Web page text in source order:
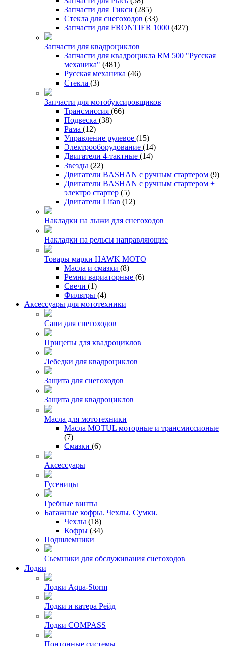
Запчасти для Тикси (285)
Стекла для снегоходов (33)
Запчасти для FRONTIER 1000 (427)
Запчасти для квадроциклов
Запчасти для квадроцикла RM 500 "Русская
механика" (481)
Русская механика (46)
Стекла (3)
Запчасти для мотобуксировщиков
Трансмиссия (66)
Подвеска (38)
Рама (12)
Управление рулевое (15)
Электрооборудование (14)
Двигатели 4-тактные (14)
Звезды (22)
Двигатели BASHAN с ручным стартером (9)
Двигатели BASHAN с ручным стартером +
электро стартер (5)
Двигатели Lifan (12)
Накладки на лыжи для снегоходов
Накладки на рельсы направляющие
Товары марки HAWK MOTO
Масла и смазки (8)
Ремни вариаторные (6)
Свечи (1)
Фильтры (4)
Аксессуары для мототехники
Сани для снегоходов
Прицепы для квадроциклов
Лебедки для квадроциклов
Защита для снегоходов
Защита для квадроциклов
Масла для мототехники
Масла MOTUL моторные и трансмиссионые
(7)
Смазки (6)
Аксессуары
Гусеницы
Гребные винты
Багажные кофры. Чехлы. Сумки.
Чехлы (18)
Кофры (34)
Подшлемники
Сьемники для обслуживания снегоходов
Лодки
Лодки Aqua-Storm
Лодки и катера Рейд
Лодки COMPASS
Понтонные системы